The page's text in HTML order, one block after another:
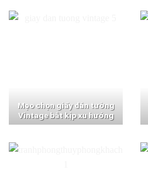
Mẹo chọn giấy dán tường
Vintage bắt kịp xu hướng